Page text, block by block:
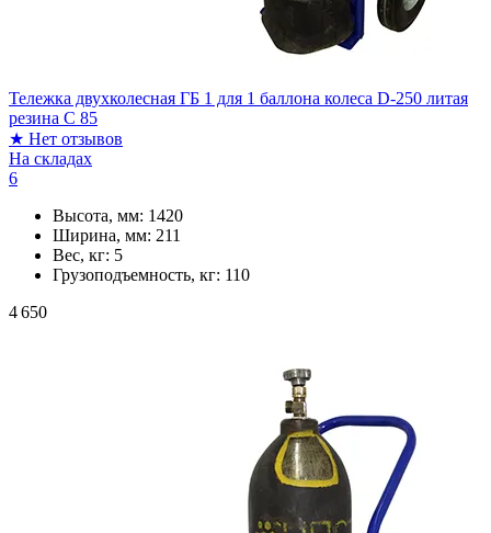
Тележка двухколесная ГБ 1 для 1 баллона колеса D-250 литая
резина C 85
★ Нет отзывов
На складах
6
Высота, мм: 1420
Ширина, мм: 211
Вес, кг: 5
Грузоподъемность, кг: 110
4 650